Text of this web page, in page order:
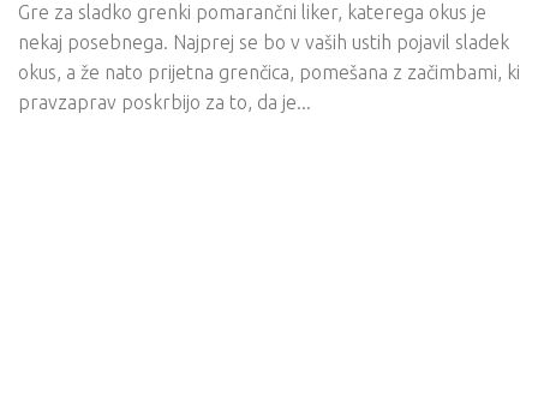
Gre za sladko grenki pomarančni liker, katerega okus je
nekaj posebnega. Najprej se bo v vaših ustih pojavil sladek
okus, a že nato prijetna grenčica, pomešana z začimbami, ki
pravzaprav poskrbijo za to, da je...